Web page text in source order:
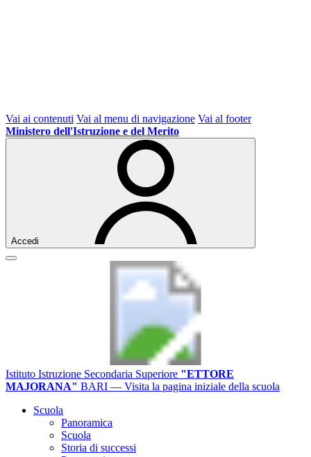
Vai ai contenuti Vai al menu di navigazione Vai al footer
Ministero dell'Istruzione e del Merito
Accedi
Istituto Istruzione Secondaria Superiore "ETTORE
MAJORANA" BARI — Visita la pagina iniziale della scuola
Scuola
Panoramica
Scuola
Storia di successi